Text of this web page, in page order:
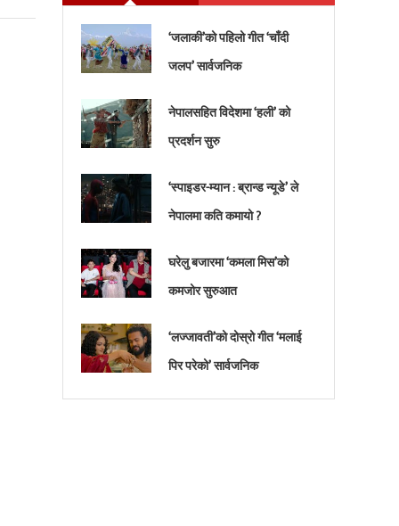
‘जलाकी’को पहिलो गीत ‘चाँदी
जलप’ सार्वजनिक
नेपालसहित विदेशमा ‘हली’ को
प्रदर्शन सुरु
‘स्पाइडर-म्यान : ब्रान्ड न्यूडे’ ले
नेपालमा कति कमायो ?
घरेलु बजारमा ‘कमला मिस’को
कमजोर सुरुआत
‘लज्जावती’को दोस्रो गीत ‘मलाई
पिर परेको’ सार्वजनिक